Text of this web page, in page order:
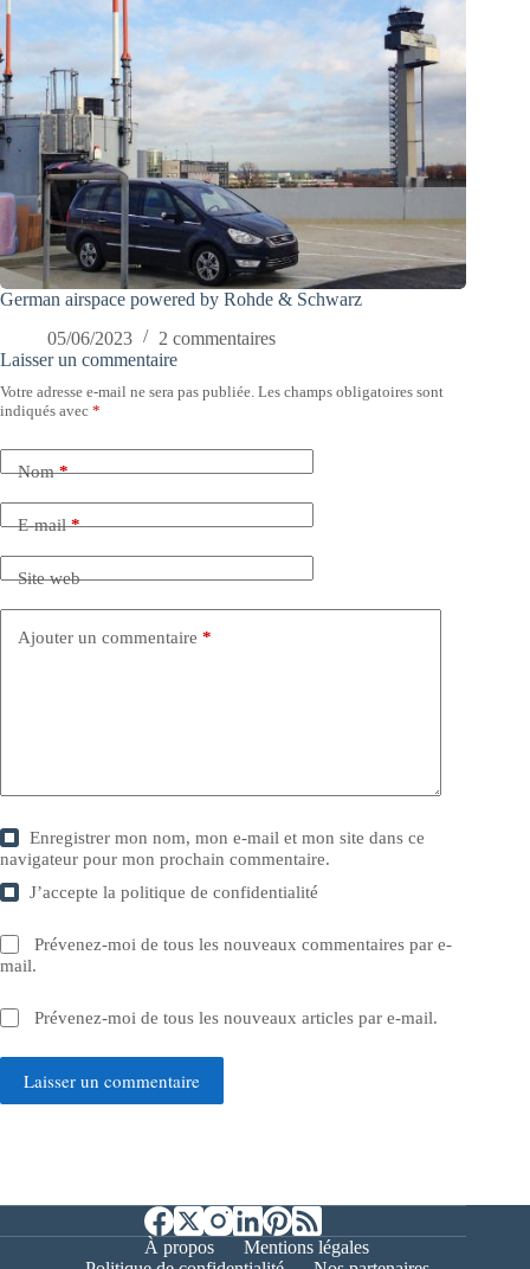
German airspace powered by Rohde & Schwarz
05/06/2023
2 commentaires
Laisser un commentaire
Votre adresse e-mail ne sera pas publiée. Les champs obligatoires sont
indiqués avec *
Nom*
E-mail*
Site web
Ajouter un commentaire *
Enregistrer mon nom, mon e-mail et mon site dans ce
navigateur pour mon prochain commentaire.
J’accepte lapolitique de confidentialité
Prévenez-moi de tous les nouveaux commentaires par e-
mail.
Prévenez-moi de tous les nouveaux articles par e-mail.
Laisser un commentaire
À propos
Mentions légales